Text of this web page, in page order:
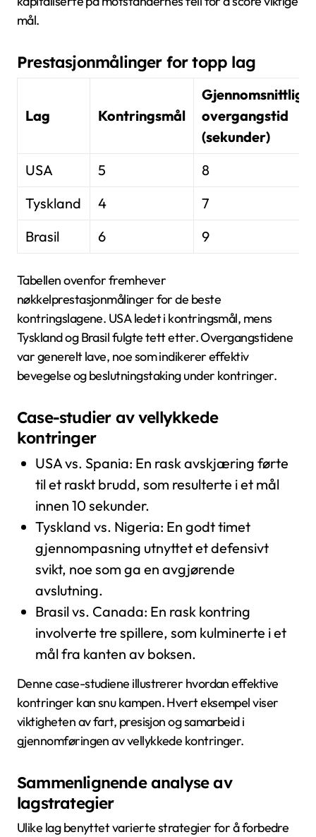
mål.
Prestasjonmålinger for topp lag
Lag Kontringsmål
Gjennomsnittlig
overgangstid
(sekunder)
USA
5
8
Tyskland
4
7
Brasil
6 9
Tabellen ovenfor fremhever
nøkkelprestasjonmålinger for de beste
kontringslagene. USA ledet i kontringsmål, mens
Tyskland og Brasil fulgte tett etter. Overgangstidene
var generelt lave, noe som indikerer effektiv
bevegelse og beslutningstaking under kontringer.
Case-studier av vellykkede
kontringer
USA vs. Spania: En rask avskjæring førte
til et raskt brudd, som resulterte i et mål
innen 10 sekunder.
Tyskland vs. Nigeria: En godt timet
gjennompasning utnyttet et defensivt
svikt, noe som ga en avgjørende
avslutning.
Brasil vs. Canada: En rask kontring
involverte tre spillere, som kulminerte i et
mål fra kanten av boksen.
Denne case-studiene illustrerer hvordan effektive
kontringer kan snu kampen. Hvert eksempel viser
viktigheten av fart, presisjon og samarbeid i
gjennomføringen av vellykkede kontringer.
Sammenlignende analyse av
lagstrategier
Ulike lag benyttet varierte strategier for å forbedre